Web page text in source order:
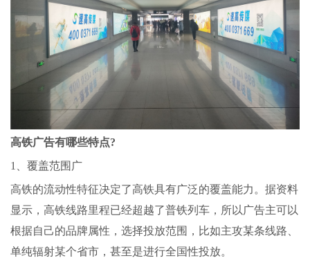
高铁广告有哪些特点?
1
、覆盖范围广
高铁的流动性特征决定了高铁具有广泛的覆盖能力。据资料
显示，高铁线路里程已经超越了普铁列车，所以广告主可以
根据自己的品牌属性，选择投放范围，比如主攻某条线路、
单纯辐射某个省市，甚至是进行全国性投放。